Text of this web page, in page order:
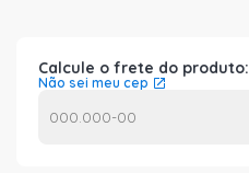
Calcule o frete do produto:
Não sei meu cep